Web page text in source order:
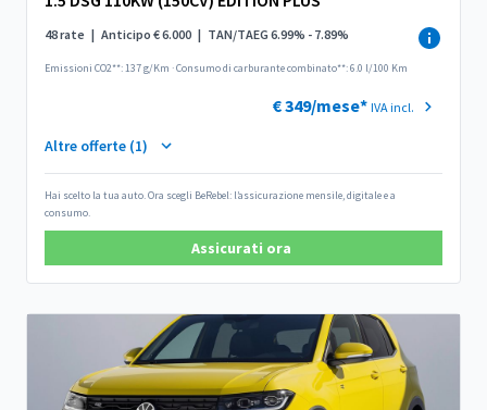
48 rate | Anticipo € 6.000 | TAN/TAEG 6.99% - 7.89%
Emissioni CO2**: 137 g/Km ·Consumo di carburante combinato**: 6.0 l/100 Km
€ 349/mese* IVA incl.
Altre offerte (1)
Hai scelto la tua auto. Ora scegli BeRebel: l’assicurazione mensile, digitale e a
consumo.
Assicurati ora